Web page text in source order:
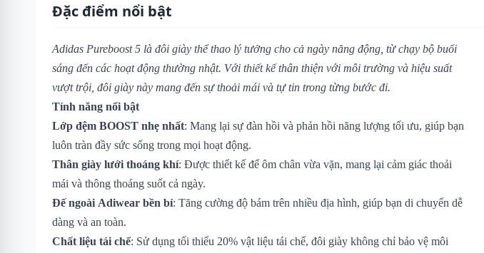
Đặc điểm nổi bật
Adidas Pureboost 5 là đôi giày thể thao lý tưởng cho cả ngày năng động, từ chạy bộ buổi
sáng đến các hoạt động thường nhật. Với thiết kế thân thiện với môi trường và hiệu suất
vượt trội, đôi giày này mang đến sự thoải mái và tự tin trong từng bước đi.
Tính năng nổi bật
Lớp đệm BOOST nhẹ nhất: Mang lại sự đàn hồi và phản hồi năng lượng tối ưu, giúp bạn
luôn tràn đầy sức sống trong mọi hoạt động.
Thân giày lưới thoáng khí: Được thiết kế để ôm chân vừa vặn, mang lại cảm giác thoải
mái và thông thoáng suốt cả ngày.
Đế ngoài Adiwear bền bỉ: Tăng cường độ bám trên nhiều địa hình, giúp bạn di chuyển dễ
dàng và an toàn.
Chất liệu tái chế: Sử dụng tối thiểu 20% vật liệu tái chế, đôi giày không chỉ bảo vệ môi